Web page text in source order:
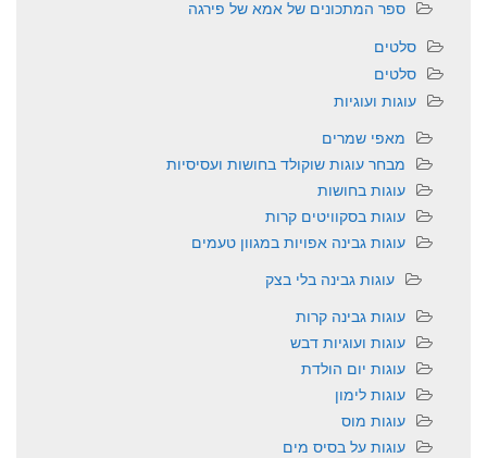
ספר המתכונים של אמא של פירגה
סלטים
סלטים
עוגות ועוגיות
מאפי שמרים
מבחר עוגות שוקולד בחושות ועסיסיות
עוגות בחושות
עוגות בסקוויטים קרות
עוגות גבינה אפויות במגוון טעמים
עוגות גבינה בלי בצק
עוגות גבינה קרות
עוגות ועוגיות דבש
עוגות יום הולדת
עוגות לימון
עוגות מוס
עוגות על בסיס מים